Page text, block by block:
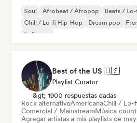
Soul Afrobeat / Afropop
Beats /
Chill / Lo-fi Hip-Hop
Dream pop
Indie pop
Best of the US 🇺🇸
Playlist Curator
&gt; 1900 respuestas dadas
Rock alternativoAmericanaChill / Lo-
Comercial / MainstreamMúsica
Agregar artistas a mis playlists de